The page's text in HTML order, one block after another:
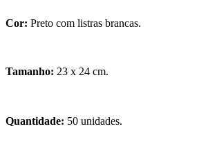
Cor: Preto com listras brancas.
Tamanho: 23 x 24 cm.
Quantidade: 50 unidades.